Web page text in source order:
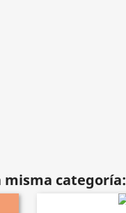
misma categoría: